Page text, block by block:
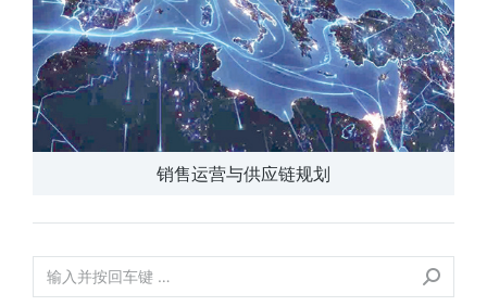
销售运营与供应链规划